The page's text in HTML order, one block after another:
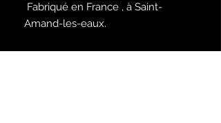
Fabriqué en France , à Saint-
Amand-les-eaux.